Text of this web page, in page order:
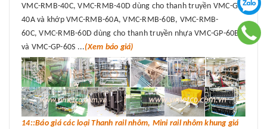
VMC-RMB-40C, VMC-RMB-40D dùng cho thanh truyền VMC-GP-
40A và khớp VMC-RMB-60A, VMC-RMB-60B, VMC-RMB-
60C, VMC-RMB-60D dùng cho thanh truyền nhựa VMC-GP-60B
và VMC-GP-60S ...(Xem báo giá)
14::Báo giá các loại Thanh rail nhôm, Mini rail nhôm khung giá